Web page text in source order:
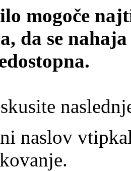
mogoče
da se
naslov